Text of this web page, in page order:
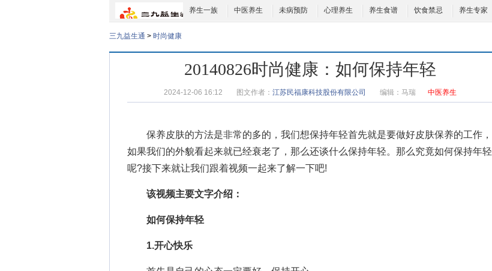
养生一族 中医养生 未病预防 心理养生 养生食谱 饮食禁忌 养生专家
三九益生通 > 时尚健康
20140826时尚健康：如何保持年轻
2024-12-06 16:12 图文作者： 江苏民福康科技股份有限公司 编辑： 马瑞 中医养生
保养皮肤的方法是非常的多的，我们想保持年轻首先就是要做好皮肤保养的工作，
如果我们的外貌看起来就已经衰老了，那么还谈什么保持年轻。那么究竟如何保持年轻
呢?接下来就让我们跟着视频一起来了解一下吧!
该视频主要文字介绍：
如何保持年轻
1.开心快乐